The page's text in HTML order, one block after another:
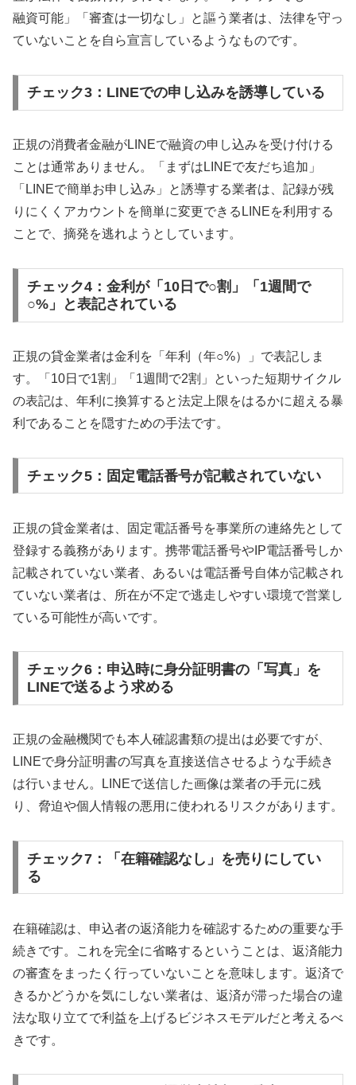
融資可能」「審査は一切なし」と謳う業者は、法律を守っ
ていないことを自ら宣言しているようなものです。
チェック3：LINEでの申し込みを誘導している
正規の消費者金融がLINEで融資の申し込みを受け付ける
ことは通常ありません。「まずはLINEで友だち追加」
「LINEで簡単お申し込み」と誘導する業者は、記録が残
りにくくアカウントを簡単に変更できるLINEを利用する
ことで、摘発を逃れようとしています。
チェック4：金利が「10日で○割」「1週間で
○%」と表記されている
正規の貸金業者は金利を「年利（年○%）」で表記しま
す。「10日で1割」「1週間で2割」といった短期サイクル
の表記は、年利に換算すると法定上限をはるかに超える暴
利であることを隠すための手法です。
チェック5：固定電話番号が記載されていない
正規の貸金業者は、固定電話番号を事業所の連絡先として
登録する義務があります。携帯電話番号やIP電話番号しか
記載されていない業者、あるいは電話番号自体が記載され
ていない業者は、所在が不定で逃走しやすい環境で営業し
ている可能性が高いです。
チェック6：申込時に身分証明書の「写真」を
LINEで送るよう求める
正規の金融機関でも本人確認書類の提出は必要ですが、
LINEで身分証明書の写真を直接送信させるような手続き
は行いません。LINEで送信した画像は業者の手元に残
り、脅迫や個人情報の悪用に使われるリスクがあります。
チェック7：「在籍確認なし」を売りにしてい
る
在籍確認は、申込者の返済能力を確認するための重要な手
続きです。これを完全に省略するということは、返済能力
の審査をまったく行っていないことを意味します。返済で
きるかどうかを気にしない業者は、返済が滞った場合の違
法な取り立てで利益を上げるビジネスモデルだと考えるべ
きです。